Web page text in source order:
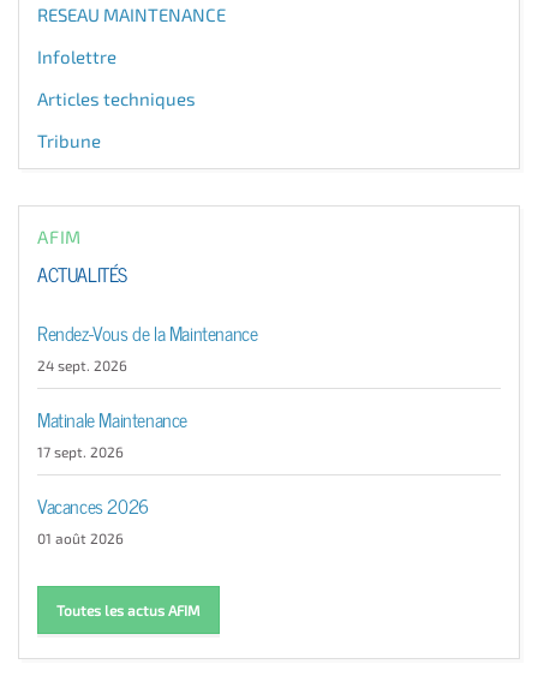
RESEAU MAINTENANCE
Infolettre
Articles techniques
Tribune
AFIM
ACTUALITÉS
Rendez-Vous de la Maintenance
24 sept. 2026
Matinale Maintenance
17 sept. 2026
Vacances 2026
01 août 2026
Toutes les actus AFIM